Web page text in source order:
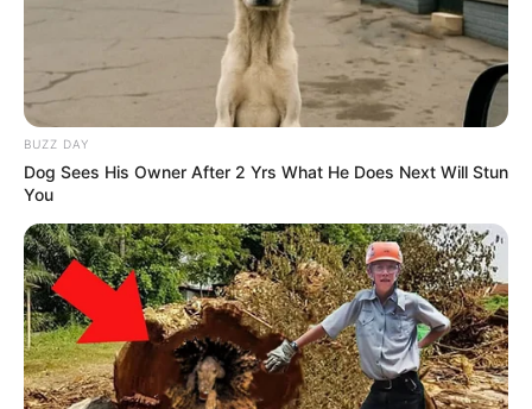
BUZZ DAY
Dog Sees His Owner After 2 Yrs What He Does Next Will Stun
You